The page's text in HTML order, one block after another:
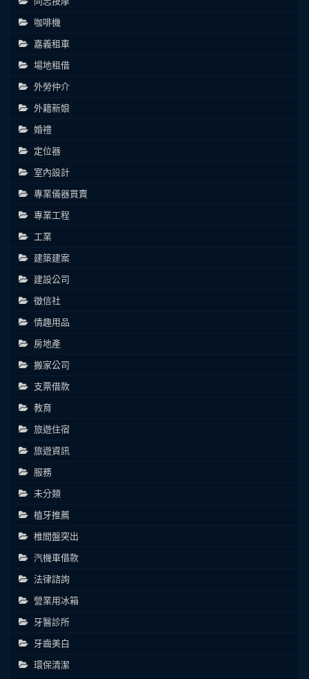
咖啡機
嘉義租車
場地租借
外勞仲介
外籍新娘
婚禮
定位器
室內設計
專業儀器買賣
專業工程
工業
建築建案
建設公司
徵信社
情趣用品
房地產
搬家公司
支票借款
教育
旅遊住宿
旅遊資訊
服務
未分類
植牙推薦
椎間盤突出
汽機車借款
法律諮詢
營業用冰箱
牙醫診所
牙齒美白
環保清潔